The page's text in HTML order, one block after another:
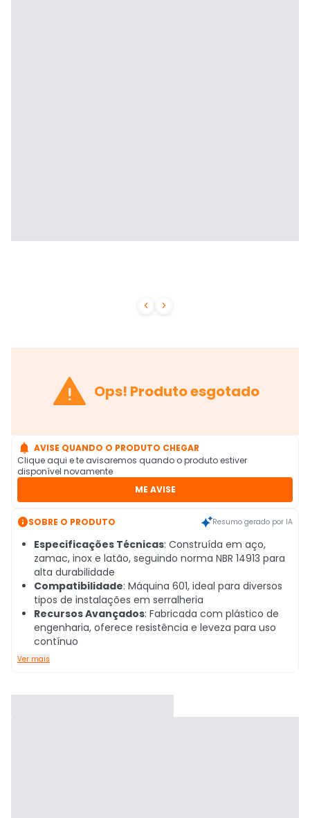
 
 Ops! Produto esgotado
 AVISE QUANDO O PRODUTO CHEGAR
Clique aqui e te avisaremos quando o produto estiver
disponível novamente
ME AVISE
SOBRE O PRODUTO Resumo gerado por IA
Especificações Técnicas: Construída em aço,
zamac, inox e latão, seguindo norma NBR 14913 para
alta durabilidade
Compatibilidade: Máquina 601, ideal para diversos
tipos de instalações em serralheria
Recursos Avançados: Fabricada com plástico de
engenharia, oferece resistência e leveza para uso
contínuo
Ver mais